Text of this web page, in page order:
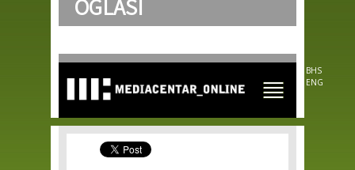
Skip to
main
OGLASI
BHS
ENG